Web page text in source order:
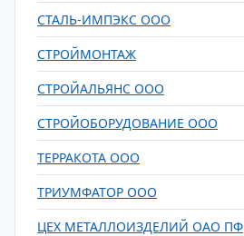
СТАЛЬ-ИМПЭКС ООО
СТРОЙМОНТАЖ
СТРОЙАЛЬЯНС ООО
СТРОЙОБОРУДОВАНИЕ ООО
ТЕРРАКОТА ООО
ТРИУМФАТОР ООО
ЦЕХ МЕТАЛЛОИЗДЕЛИЙ ОАО ПФ